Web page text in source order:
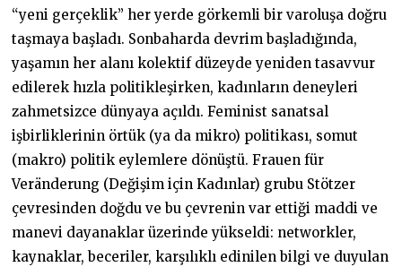
“yeni gerçeklik” her yerde görkemli bir varoluşa doğru
taşmaya başladı. Sonbaharda devrim başladığında,
yaşamın her alanı kolektif düzeyde yeniden tasavvur
edilerek hızla politikleşirken, kadınların deneyleri
zahmetsizce dünyaya açıldı. Feminist sanatsal
işbirliklerinin örtük (ya da mikro) politikası, somut
(makro) politik eylemlere dönüştü. Frauen für
Veränderung (Değişim için Kadınlar) grubu Stötzer
çevresinden doğdu ve bu çevrenin var ettiği maddi ve
manevi dayanaklar üzerinde yükseldi: networkler,
kaynaklar, beceriler, karşılıklı edinilen bilgi ve duyulan